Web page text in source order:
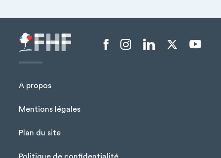
Menu Pied de page
A propos
Mentions légales
Plan du site
Politique de confidentialité
Menu liens sociaux